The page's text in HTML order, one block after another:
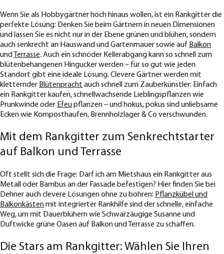
Wenn Sie als Hobbygärtner hoch hinaus wollen, ist ein Rankgitter die
perfekte Lösung: Denken Sie beim Gärtnern in neuen Dimensionen
und lassen Sie es nicht nur in der Ebene grünen und blühen, sondern
auch senkrecht an Hauswand und Gartenmauer sowie auf Balkon
und Terrasse. Auch ein schnöder Kellerabgang kann so schnell zum
blütenbehangenen Hingucker werden – für so gut wie jeden
Standort gibt eine ideale Lösung. Clevere Gärtner werden mit
kletternder Blütenpracht auch schnell zum Zauberkünstler: Einfach
ein Rankgitter kaufen, schnellwachsende Lieblingspflanzen wie
Prunkwinde oder Efeupflanzen – und hokus, pokus sind unliebsame
Ecken wie Komposthaufen, Brennholzlager & Co verschwunden.
Mit dem Rankgitter zum Senkrechtstarter
auf Balkon und Terrasse
Oft stellt sich die Frage: Darf ich am Mietshaus ein Rankgitter aus
Metall oder Bambus an der Fassade befestigen? Hier finden Sie bei
Dehner auch clevere Lösungen ohne zu bohren: Pflanzkübel und
Balkonkästenmit integrierter Rankhilfe sind der schnelle, einfache
Weg, um mit Dauerblühern wie Schwarzäugige Susanne und
Duftwicke grüne Oasen auf Balkon und Terrasse zu schaffen.
Die Stars am Rankgitter: Wählen Sie Ihren